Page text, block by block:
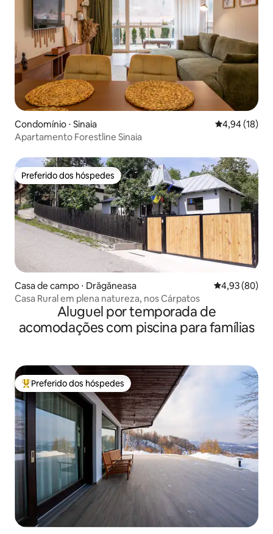
Condomínio ⋅ Sinaia 4,94 de uma
4,94 (18)
Apartamento Forestline Sinaia
Preferido dos hóspedes
Preferido dos hóspedes
Casa de campo ⋅ Drăgăneasa 4,93 de uma
4,93 (80)
Casa Rural em plena natureza, nos Cárpatos
Aluguel por temporada de
acomodações com piscina para famílias
Entre os melhores preferidos dos hóspedes
Preferido dos hóspedes